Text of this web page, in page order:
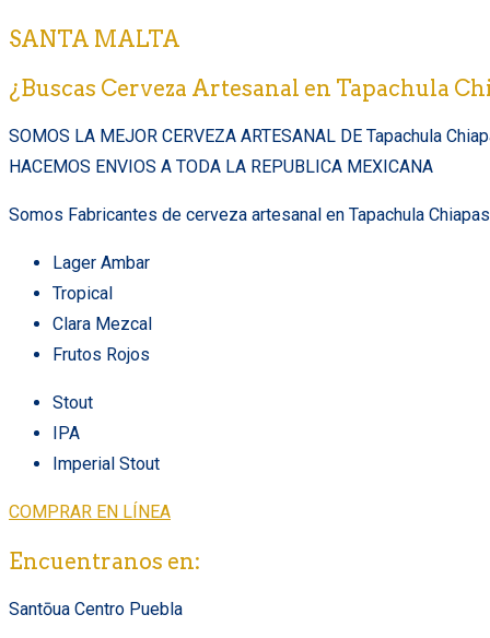
SANTA MALTA
¿Buscas Cerveza Artesanal en Tapachula
SOMOS LA MEJOR CERVEZA ARTESANAL DE Tapachula
HACEMOS ENVIOS A TODA LA REPUBLICA MEXICANA
Somos Fabricantes de cerveza artesanal en Tapachula
Lager Ambar
Tropical
Clara Mezcal
Frutos Rojos
Stout
IPA
Imperial Stout
COMPRAR EN LÍNEA
Encuentranos en:
Santōua Centro Puebla